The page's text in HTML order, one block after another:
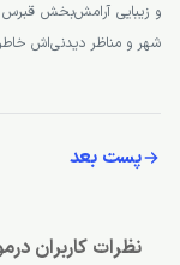
و زیبایی آرامش‌بخش قبرس
شهر و مناظر دیدنی‌اش
پست بعد
نظرات کاربران